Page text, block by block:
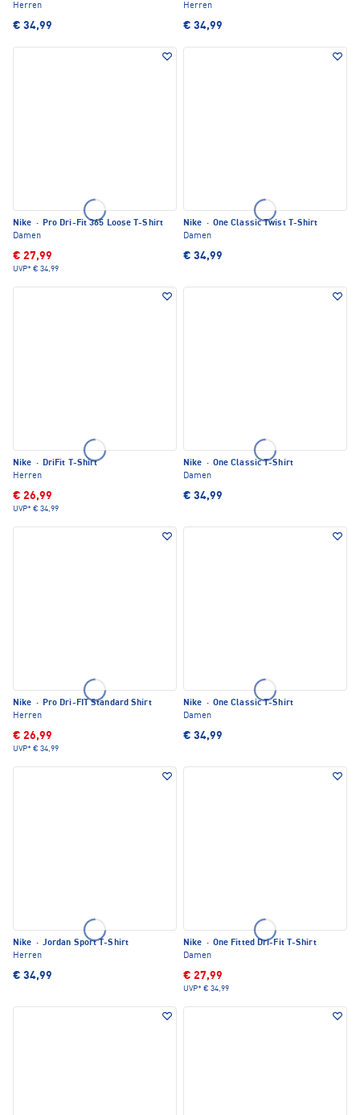
Herren
€ 34,99
Herren
€ 34,99
Nike · Pro Dri-Fit 365 Loose T-Shirt
Damen
€ 27,99
UVP* € 34,99
Nike · One Classic Twist T-Shirt
Damen
€ 34,99
Nike · DriFit T-Shirt
Herren
€ 26,99
UVP* € 34,99
Nike · One Classic T-Shirt
Damen
€ 34,99
Nike · Pro Dri-FIT Standard Shirt
Herren
€ 26,99
UVP* € 34,99
Nike · One Classic T-Shirt
Damen
€ 34,99
Nike · Jordan Sport T-Shirt
Herren
€ 34,99
Nike · One Fitted Dri-Fit T-Shirt
Damen
€ 27,99
UVP* € 34,99